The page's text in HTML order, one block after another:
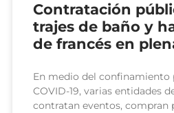
Contratación
trajes de baño y
de francés en
En medio del confinamiento
COVID-19, varias entidades
contratan eventos, compran